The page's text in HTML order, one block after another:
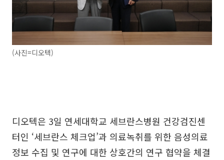
(사진=디오텍)
디오텍은 3일 연세대학교 세브란스병원 건강검진센
터인 ‘세브란스 체크업’과 의료녹취를 위한 음성의료
정보 수집 및 연구에 대한 상호간의 연구 협약을 체결